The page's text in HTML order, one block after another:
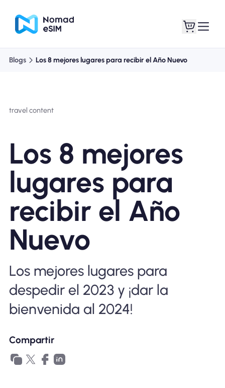
Acerca de eSIM
Por qué la eSIM Nomad
Usando una eSIM
Blogs Los 8 mejores lugares para recibir el Año Nuevo
travel content
Los 8 mejores
lugares para
recibir el Año
Nuevo
Los mejores lugares para
despedir el 2023 y ¡dar la
bienvenida al 2024!
Compartir